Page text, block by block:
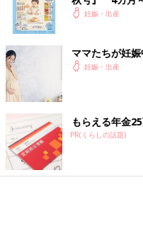
いっぱい！
妊娠・出産
ママたちが妊
妊娠・出産
もらえる年金
PR(くらしの話題)